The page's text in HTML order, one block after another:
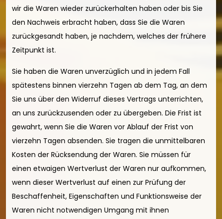
wir die Waren wieder zurückerhalten haben oder bis Sie
den Nachweis erbracht haben, dass Sie die Waren
zurückgesandt haben, je nachdem, welches der frühere
Zeitpunkt ist.
Sie haben die Waren unverzüglich und in jedem Fall
spätestens binnen vierzehn Tagen ab dem Tag, an dem
Sie uns über den Widerruf dieses Vertrags unterrichten,
an uns zurückzusenden oder zu übergeben. Die Frist ist
gewahrt, wenn Sie die Waren vor Ablauf der Frist von
vierzehn Tagen absenden. Sie tragen die unmittelbaren
Kosten der Rücksendung der Waren. Sie müssen für
einen etwaigen Wertverlust der Waren nur aufkommen,
wenn dieser Wertverlust auf einen zur Prüfung der
Beschaffenheit, Eigenschaften und Funktionsweise der
Waren nicht notwendigen Umgang mit ihnen